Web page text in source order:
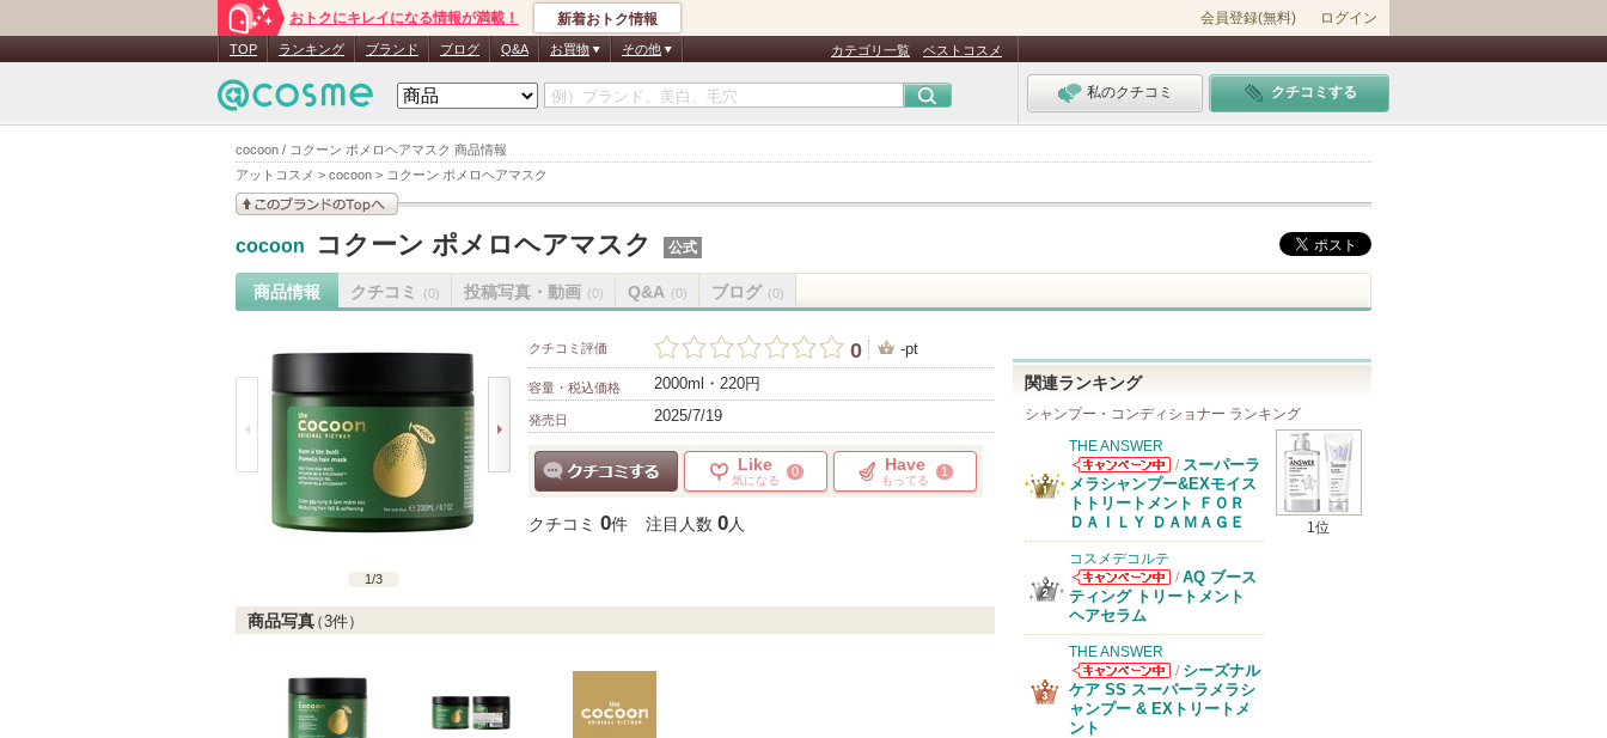
cocoon / コクーン ポメロヘアマスク 商品情報
アットコスメ > cocoon > コクーン ポメロヘアマスク
おトクにキレイになる情報が満載！ 新着おトク情報 会員登録(無料) ログイン
TOP ランキング ブランド ブログ Q&A お買物 その他 カテゴリ一覧 ベストコスメ
私のクチコミ クチコミする
このブランドの情報を
cocoon コクーン ポメロヘアマスク 公式
商品情報 クチコミ (0) 投稿写真・動画 (0) Q&A (0) ブログ (0)
1/3
クチコミ評価 0 -pt
容量・税込価格 2000ml・220円
発売日 2025/7/19
Like
気になる
0 Have
もってる
1
クチコミ 0件 注目人数 0人
商品写真（3件）
関連ランキング
シャンプー・コンディショナー ランキング
1位
THE ANSWER
THE ANSWER
からのお知らせ
があります
/ スーパーラ
メラシャンプー&EXモイス
トトリートメント ＦＯＲ
ＤＡＩＬＹ ＤＡＭＡＧＥ
コスメデコルテ
コスメデコルテ
からのお知らせ
/ AQ ブース
ティング トリートメント
ヘアセラム
THE ANSWER
THE ANSWER
からのお知らせ
があります
/ シーズナル
ケア SS スーパーラメラシ
ャンプー & EXトリートメ
ント